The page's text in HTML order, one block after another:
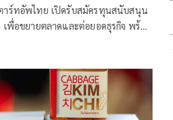
าร์ทอัพไทย เปิดรับสมัครทุนสนับสนุน
พื่อขยายตลาดและต่อยอดธุรกิจ พร้อม